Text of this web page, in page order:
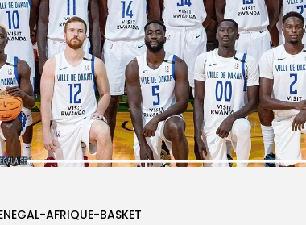
AFRIQUE-BASKET